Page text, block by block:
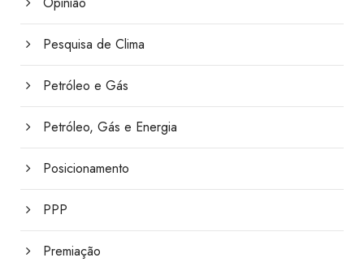
Pesquisa de Clima
Petróleo e Gás
Petróleo, Gás e Energia
Posicionamento
PPP
Premiação